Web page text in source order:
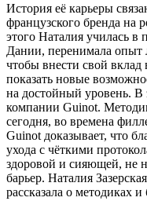
История её карьеры
французского бренда на
этого Наталия училась в
Дании, перенимала опыт
чтобы внести свой вклад
показать новые
на достойный уровень. В
компании Guinot.
сегодня, во времена
Guinot доказывает, что
ухода с чёткими
здоровой и сияющей, не
барьер. Наталия
рассказала о методиках и